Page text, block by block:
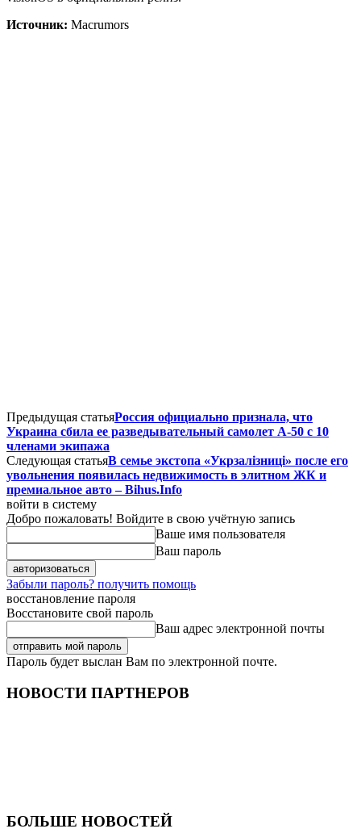
Источник: Macrumors
Предыдущая статьяРоссия официально признала, что
Украина сбила ее разведывательный самолет А-50 с 10
членами экипажа
Следующая статьяВ семье экстопа «Укрзалізниці» после его
увольнения появилась недвижимость в элитном ЖК и
премиальное авто – Bihus.Info
войти в систему
Добро пожаловать! Войдите в свою учётную запись
Ваше имя пользователя
Ваш пароль
Забыли пароль? получить помощь
восстановление пароля
Восстановите свой пароль
Ваш адрес электронной почты
Пароль будет выслан Вам по электронной почте.
НОВОСТИ ПАРТНЕРОВ
БОЛЬШЕ НОВОСТЕЙ